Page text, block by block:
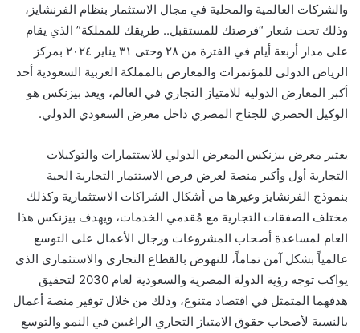
والشركات العالمية والمحلية في مجال الاستثمار بنظام الفرنشايز،
وذلك تحت شعار “فرصتك للمستقبل.. طريقك للمملكة” الذي يقام
على مدار أربعة أيام في الفترة من ٢٨ وحتى ٣١ يناير ٢٠٢٤ بمركز
الرياض الدولي للمؤتمرات والمعارض بالمملكة العربية السعودية أحد
أكبر المعارض الدولية للامتياز التجاري في العالم، ويعد بيزنكس هو
الوكيل الحصري للجناح المصري داخل معرض السعودي الدولي.
يعتبر معرض بيزنكس المعرض الدولي للاستثمارات والتوكيلات
التجارية أول وأكبر منصة لعرض فرص الاستثمار التجارية الحية
بنموذج الفرنشايز وغيرها من أشكال الشراكات الاستثمارية وكذلك
مختلف الصفقات التجارية مع مُقدمي الخدمات، ويهدف بيزنكس هذا
العام لمساعدة أصحاب المشروعات ورجال الأعمال على التوسع
عالمياً بشكل آمن تماماً، للنهوض بالقطاع التجاري والاستثماري الذي
يواكب توجه رؤية الدولة المصرية والسعودية لعام 2030 لتحقيق
هدفهما المتمثل في اقتصاد متنوع، وذلك من خلال توفير منصة أعمال
بالنسبة لأصحاب حقوق الامتياز التجاري الراغبين في النمو والتوسع